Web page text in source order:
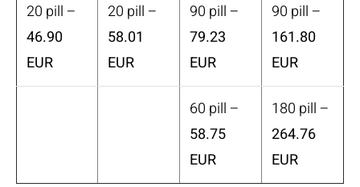
20 pill –
46.90
EUR
20 pill –
58.01
EUR
90 pill –
79.23
EUR
90 pill –
161.80
EUR
60 pill –
58.75
EUR
180 pill –
264.76
EUR